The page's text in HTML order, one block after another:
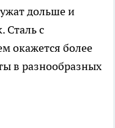
дольше и
Сталь с
окажется более
в разнообразных